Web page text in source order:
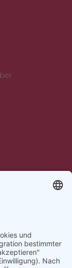
und
bestimmter